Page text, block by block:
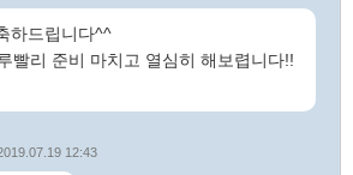
하드립니다^^
빨리 준비 마치고 열심히 해보렵니다!!
12:43